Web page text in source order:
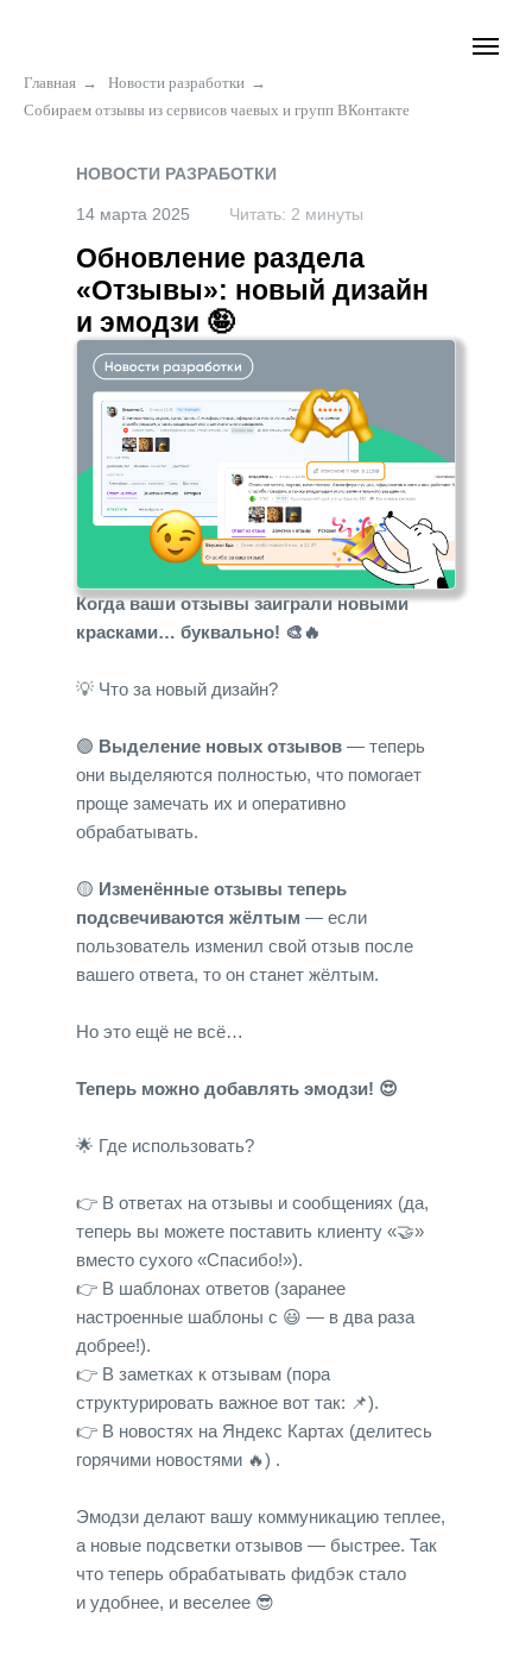
Главная → Новости разработки →
Собираем отзывы из сервисов чаевых и групп ВКонтакте
Обновление раздела
«Отзывы»: новый дизайн
и эмодзи 🤪
Когда ваши отзывы заиграли новыми
красками… буквально! 🎨🔥
💡 Что за новый дизайн?
🟢 Выделение новых отзывов — теперь
они выделяются полностью, что помогает
проще замечать их и оперативно
обрабатывать.
🟡 Изменённые отзывы теперь
подсвечиваются жёлтым — если
пользователь изменил свой отзыв после
вашего ответа, то он станет жёлтым.
Но это ещё не всё…
Теперь можно добавлять эмодзи! 😍
🌟 Где использовать?
👉 В ответах на отзывы и сообщениях (да,
теперь вы можете поставить клиенту «🤝»
вместо сухого «Спасибо!»).
👉 В шаблонах ответов (заранее
настроенные шаблоны с 😃 — в два раза
добрее!).
👉 В заметках к отзывам (пора
структурировать важное вот так: 📌).
👉 В новостях на Яндекс Картах (делитесь
горячими новостями 🔥) .
Эмодзи делают вашу коммуникацию теплее,
а новые подсветки отзывов — быстрее. Так
что теперь обрабатывать фидбэк стало
и удобнее, и веселее 😎
НОВОСТИ РАЗРАБОТКИ
14 марта 2025 Читать: 2 минуты